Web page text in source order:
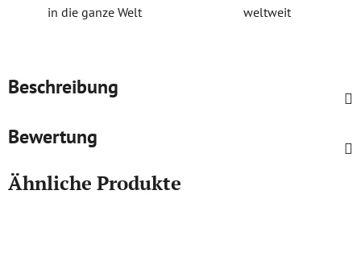
in die ganze Welt weltweit
Beschreibung
Bewertung
Ähnliche Produkte